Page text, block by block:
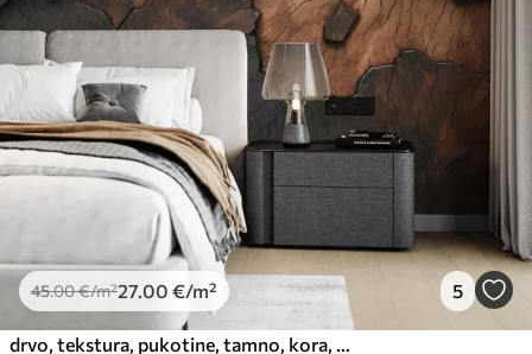
45.00€/m²27 .00 €/m² 5